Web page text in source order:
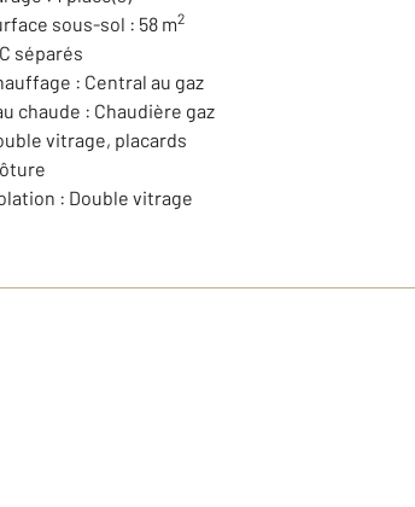
sous-sol : 58 m2
séparés
: Central au gaz
chaude : Chaudière gaz
vitrage, placards
: Double vitrage